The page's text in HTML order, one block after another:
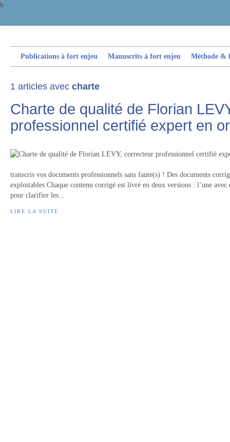
b
Publications à fort enjeu Manuscrits à fort enjeu Méthode &
1 articles avec charte
Charte de qualité de Florian
professionnel certifié expert en
transcris vos documents professionnels sans faute(s) ! Des documents
exploitables Chaque contenu corrigé est livré en deux versions : l’une avec
pour clarifier les...
LIRE LA SUITE